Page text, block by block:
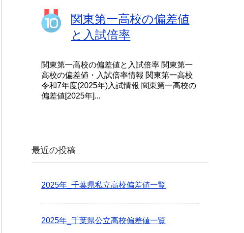
関東第一高校の偏差値
と入試倍率
関東第一高校の偏差値と入試倍率 関東第一
高校の偏差値・入試倍率情報 関東第一高校
令和7年度(2025年)入試情報 関東第一高校の
偏差値[2025年]...
最近の投稿
2025年_千葉県私立高校偏差値一覧
2025年_千葉県公立高校偏差値一覧